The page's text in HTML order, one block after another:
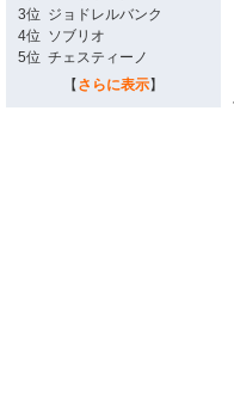
3位 ジョドレルバンク
4位 ソブリオ
5位 チェスティーノ
【 さらに表示】